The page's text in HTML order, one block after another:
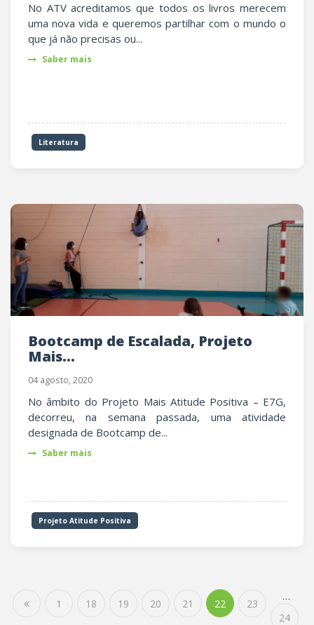
No ATV acreditamos que todos os livros merecem
uma nova vida e queremos partilhar com o mundo o
que já não precisas ou...
Saber mais
Literatura
Bootcamp de Escalada, Projeto
Mais...
04 agosto, 2020
No âmbito do Projeto Mais Atitude Positiva – E7G,
decorreu, na semana passada, uma atividade
designada de Bootcamp de...
Saber mais
Projeto Atitude Positiva
1
…
18 19 20 21 22
23
24